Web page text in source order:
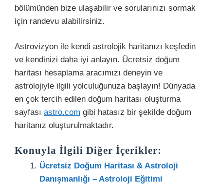
bölümünden bize ulaşabilir ve sorularınızı sormak
için randevu alabilirsiniz.
Astrovizyon ile kendi astrolojik haritanızı keşfedin
ve kendinizi daha iyi anlayın. Ücretsiz doğum
haritası hesaplama aracımızı deneyin ve
astrolojiyle ilgili yolculuğunuza başlayın! Dünyada
en çok tercih edilen doğum haritası oluşturma
sayfası astro.com gibi hatasız bir şekilde doğum
haritanız oluşturulmaktadır.
Konuyla İlgili Diğer İçerikler:
Ücretsiz Doğum Haritası & Astroloji
Danışmanlığı​ – Astroloji Eğitimi